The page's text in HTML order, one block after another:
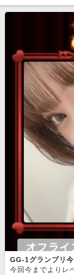
GG-1グランプリ今